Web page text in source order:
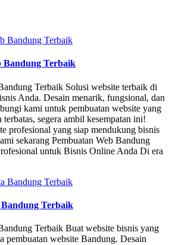
Bandung Terbaik
Terbaik Solusi website terbaik di
Anda. Desain menarik, fungsional, dan
kami untuk pembuatan website yang
segera ambil kesempatan ini!
profesional yang siap mendukung bisnis
sekarang Pembuatan Web Bandung
untuk Bisnis Online Anda Di era
Terbaik
Terbaik Buat website bisnis yang
pembuatan website Bandung. Desain